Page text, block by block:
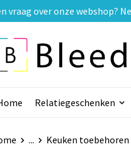
vraag over onze webshop?
Relatiegeschenken
... Keuken toebehoren